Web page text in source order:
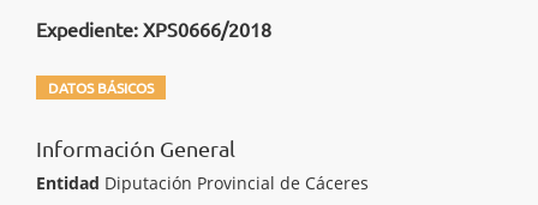
Expediente: XPS0666/2018
DATOS BÁSICOS
Información General
Entidad Diputación Provincial de Cáceres